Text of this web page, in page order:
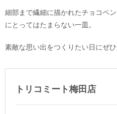
細部まで繊細に描かれたチョコペ
にとってはたまらない一皿。
素敵な思い出をつくりたい日にぜ
トリコミート梅田店